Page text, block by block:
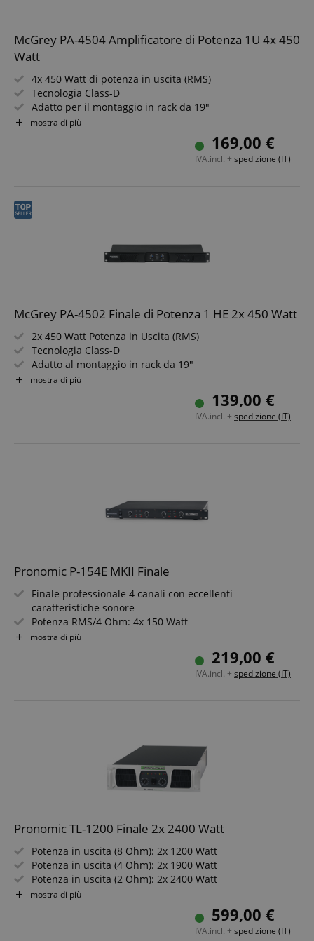
McGrey PA-4504 Amplificatore di Potenza 1U 4x 450
Watt
4x 450 Watt di potenza in uscita (RMS)
Tecnologia Class-D
Adatto per il montaggio in rack da 19"
Ingressi e uscite XLR
Connettori per altoparlanti compatibili Speakon
Protezione da cortocircuito & surriscaldamento
mostra di più
169,00 €
IVA.incl. + spedizione (IT)
McGrey PA-4502 Finale di Potenza 1 HE 2x 450 Watt
2x 450 Watt Potenza in Uscita (RMS)
Tecnologia Class-D
Adatto al montaggio in rack da 19"
Ingressi e uscite XLR
Connessioni altoparlante compatibili Speakon
Protezione da cortocircuito & surriscaldamento
mostra di più
139,00 €
IVA.incl. + spedizione (IT)
Pronomic P-154E MKII Finale
Finale professionale 4 canali con eccellenti
caratteristiche sonore
Potenza RMS/4 Ohm: 4x 150 Watt
Particolarmente adatto per uso monitor o studio/HiFi
mostra di più
219,00 €
IVA.incl. + spedizione (IT)
Pronomic TL-1200 Finale 2x 2400 Watt
Potenza in uscita (8 Ohm): 2x 1200 Watt
Potenza in uscita (4 Ohm): 2x 1900 Watt
Potenza in uscita (2 Ohm): 2x 2400 Watt
Potenza in uscita (8 Ohm bridge): 3000 Watt
Potenza in uscita (4 Ohm bridge): 4000 Watt
mostra di più
599,00 €
IVA.incl. + spedizione (IT)